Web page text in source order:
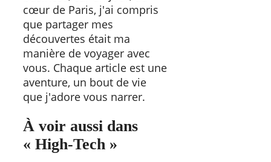
cœur de Paris, j'ai compris
que partager mes
découvertes était ma
manière de voyager avec
vous. Chaque article est une
aventure, un bout de vie
que j'adore vous narrer.
À voir aussi dans
« High-Tech »